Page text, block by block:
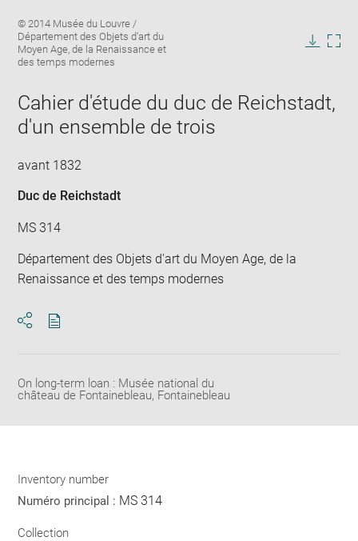
Image
caption:
© 2014 Musée du Louvre /
Département des Objets d'art du
Moyen Age, de la Renaissance et
des temps modernes
Cahier d'étude du duc de Reichstadt,
d'un ensemble de trois
avant 1832
Duc de Reichstadt
MS 314
Département des Objets d'art du Moyen Age, de la
Renaissance et des temps modernes
On long-term loan : Musée national du
château de Fontainebleau, Fontainebleau
Inventory number
Numéro principal : MS 314
Collection